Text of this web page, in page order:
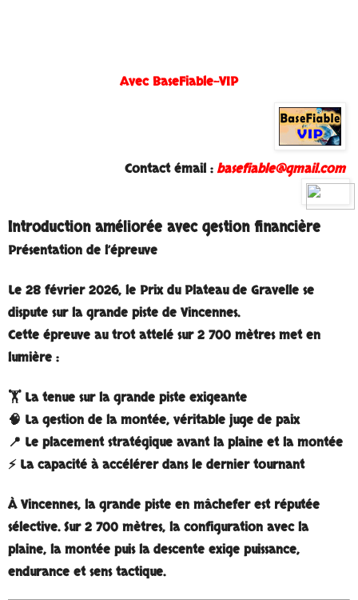
Avec BaseFiable-VIP
Contact émail :basefiable@gmail.com
Introduction améliorée avec gestion financière
Présentation de l’épreuve
Le 28 février 2026, le Prix du Plateau de Gravelle se
dispute sur la grande piste de Vincennes.
Cette épreuve autrot attelé sur 2 700 mètresmet en
lumière :
🏋️ La tenue sur la grande piste exigeante
🧠 La gestion de la montée, véritable juge de paix
📍 Le placement stratégique avant la plaine et la montée
⚡ La capacité à accélérer dans le dernier tournant
À Vincennes, la grande piste en mâchefer est réputée
sélective. Sur 2 700 mètres, la configuration avec la
plaine, la montée puis la descente exige puissance,
endurance et sens tactique.